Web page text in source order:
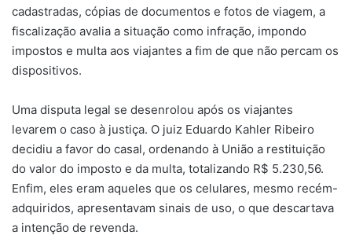
cadastradas, cópias de documentos e fotos de viagem, a
fiscalização avalia a situação como infração, impondo
impostos e multa aos viajantes a fim de que não percam os
dispositivos.
Uma disputa legal se desenrolou após os viajantes
levarem o caso à justiça. O juiz Eduardo Kahler Ribeiro
decidiu a favor do casal, ordenando à União a restituição
do valor do imposto e da multa, totalizando R$ 5.230,56.
Enfim, eles eram aqueles que os celulares, mesmo recém-
adquiridos, apresentavam sinais de uso, o que descartava
a intenção de revenda.